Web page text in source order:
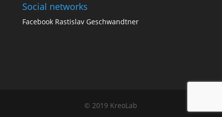
Social networks
Facebook Rastislav Geschwandtner
© 2019 KreoLab